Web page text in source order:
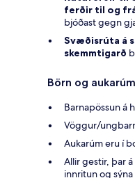
ferðir til og
bjóðast gegn
Svæðisrúta á
skemmtigarð
Börn og aukarúm
Barnapössun á
Vöggur/
Aukarúm eru í
Allir gestir, þar
innritun og